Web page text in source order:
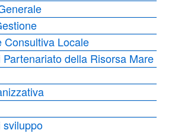
Consultiva Locale
della Risorsa Mare
sviluppo